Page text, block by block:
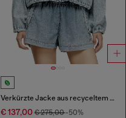
Verkürzte Jacke aus recyceltem Nylon-Taslan
€ 137,00€ 275,00-50%